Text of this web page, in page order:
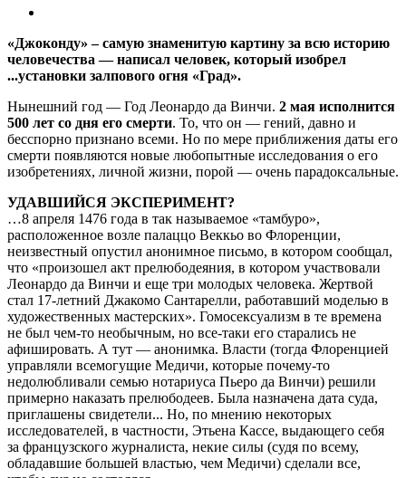
«Джоконду» – самую знаменитую картину за всю историю
человечества — написал человек, который изобрел
...установки залпового огня «Град».
Нынешний год — Год Леонардо да Винчи. 2 мая исполнится
500 лет со дня его смерти. То, что он — гений, давно и
бесспорно признано всеми. Но по мере приближения даты его
смерти появляются новые любопытные исследования о его
изобретениях, личной жизни, порой — очень парадоксальные.
УДАВШИЙСЯ ЭКСПЕРИМЕНТ?
…8 апреля 1476 года в так называемое «тамбуро»,
расположенное возле палаццо Веккьо во Флоренции,
неизвестный опустил анонимное письмо, в котором сообщал,
что «произошел акт прелюбодеяния, в котором участвовали
Леонардо да Винчи и еще три молодых человека. Жертвой
стал 17-летний Джакомо Сантарелли, работавший моделью в
художественных мастерских». Гомосексуализм в те времена
не был чем-то необычным, но все-таки его старались не
афишировать. А тут — анонимка. Власти (тогда Флоренцией
управляли всемогущие Медичи, которые почему-то
недолюбливали семью нотариуса Пьеро да Винчи) решили
примерно наказать прелюбодеев. Была назначена дата суда,
приглашены свидетели... Но, по мнению некоторых
исследователей, в частности, Этьена Кассе, выдающего себя
за французского журналиста, некие силы (судя по всему,
обладавшие большей властью, чем Медичи) сделали все,